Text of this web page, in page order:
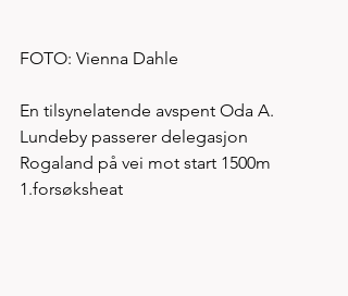
FOTO: Vienna Dahle
En tilsynelatende avspent Oda A.
Lundeby passerer delegasjon
Rogaland på vei mot start 1500m
1.forsøksheat